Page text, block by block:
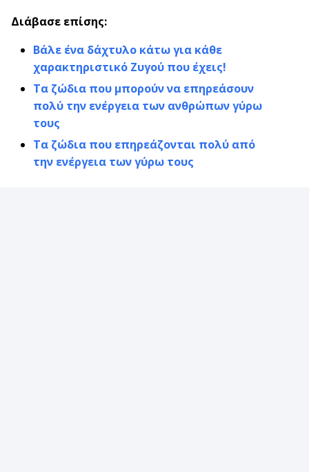
Διάβασε επίσης:
Βάλε ένα δάχτυλο κάτω για κάθε
χαρακτηριστικό Ζυγού που έχεις!
Τα ζώδια που μπορούν να επηρεάσουν
πολύ την ενέργεια των ανθρώπων γύρω
τους
Τα ζώδια που επηρεάζονται πολύ από
την ενέργεια των γύρω τους